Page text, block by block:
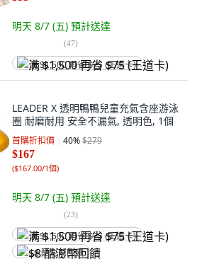
明天 8/7 (五) 預計送達
(47)
满 $1,500 再省 $75 (王道卡)
LEADER X 透明鴨鴨兒童充氣含座游泳
圈 耐磨耐用 安全不漏氣, 透明色, 1個
首購折扣價 40%$279
$167
($167.00/1個)
明天 8/7 (五) 預計送達
(23)
满 $1,500 再省 $75 (王道卡)
$8 酷澎幣回饋